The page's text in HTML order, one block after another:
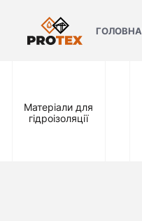
ГОЛОВНА
Матеріали для
гідроізоляції